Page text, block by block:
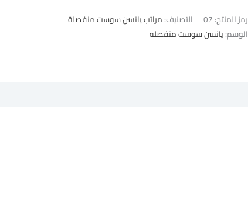
رمز المنتج:07 التصنيف:مراتب يانسن سوست منفصلة
الوسم:يانسن سوست منفصله